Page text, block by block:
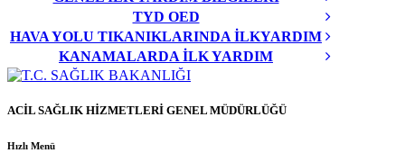
TYD OED
HAVA YOLU TIKANIKLARINDA İLKYARDIM
KANAMALARDA İLK YARDIM
ACİL SAĞLIK HİZMETLERİ GENEL MÜDÜRLÜĞÜ
Hızlı Menü